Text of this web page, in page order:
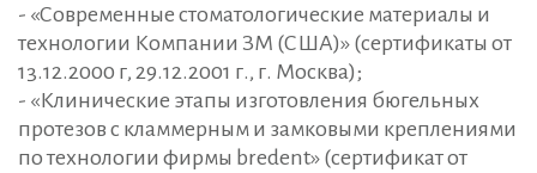
- «Современные стоматологические материалы и
технологии Компании ЗМ (США)» (сертификаты от
13.12.2000 г, 29.12.2001 г., г. Москва);
- «Клинические этапы изготовления бюгельных
протезов с кламмерным и замковыми креплениями
по технологии фирмы bredent» (сертификат от